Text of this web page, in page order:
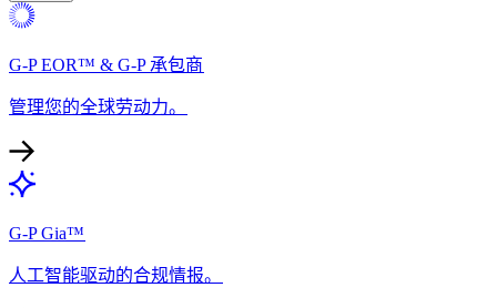
G-P EOR™ & G-P 承包商​​
管理您的全球劳动力。​​
G-P Gia™​​
人工智能驱动的合规情报。​​